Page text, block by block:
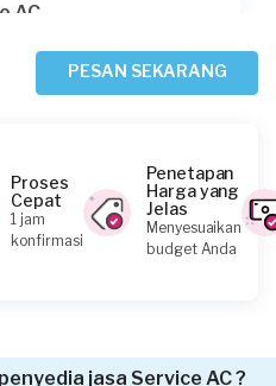
AC
AC
PESAN SEKARANG
Proses
Cepat
1 jam
konfirmasi
Penetapan
Harga yang
Jelas
Menyesuaikan
budget Anda
jasa Service AC ?